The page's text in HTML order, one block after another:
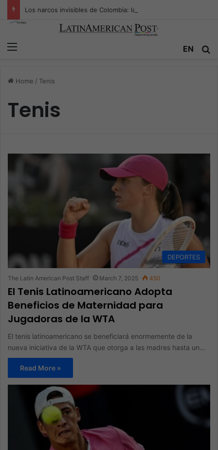
EN
Home / Tenis
Tenis
DEPORTES
The Latin American Post Staff March 7, 2025 450
El Tenis Latinoamericano Adopta
Beneficios de Maternidad para
Jugadoras de la WTA
El tenis latinoamericano se beneficiará enormemente de la
nueva iniciativa de la WTA que otorga a las madres hasta un…
Read More »